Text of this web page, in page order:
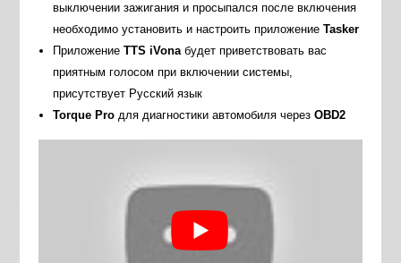
выключении зажигания и просыпался после включения
необходимо установить и настроить приложение Tasker
Приложение TTS iVonaбудет приветствовать вас
приятным голосом при включении системы,
присутствует Русский язык
Torque Proдля диагностики автомобиля через OBD2